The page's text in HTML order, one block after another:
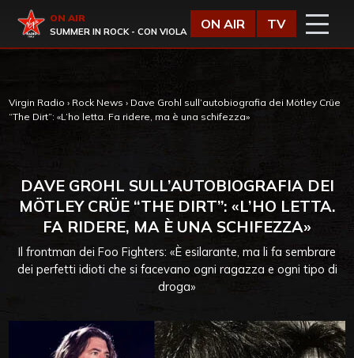
Virgin Radio
ON AIR
SUMMER IN ROCK - CON VIOLA
ON AIR TV
Virgin Radio › Rock News › Dave Grohl sull’autobiografia dei Mötley Crüe
“The Dirt”: «L’ho letta. Fa ridere, ma è una schifezza»
DAVE GROHL SULL’AUTOBIOGRAFIA DEI
MÖTLEY CRÜE “THE DIRT”: «L’HO LETTA.
FA RIDERE, MA È UNA SCHIFEZZA»
Il frontman dei Foo Fighters: «È esilarante, ma li fa sembrare
dei perfetti idioti che si facevano ogni ragazza e ogni tipo di
droga»